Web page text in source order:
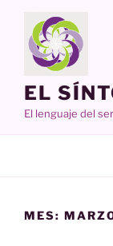
contenido
EL
El lenguaje del
MES: